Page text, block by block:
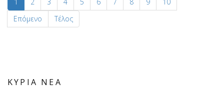
Επόμενο
Τέλος
ΚΥΡΙΑ ΝΕΑ